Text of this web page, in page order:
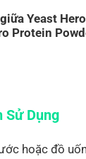
606
1232
Yeast
Protein
pha
đồ uống
pha
Sử Dụng
hoặc đồ